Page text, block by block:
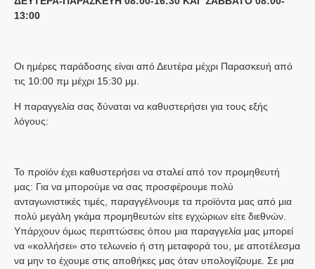
13:00
Οι ημέρες παράδοσης είναι από Δευτέρα μέχρι Παρασκευή από
τις 10:00 πμ μέχρι 15:30 μμ.
Η παραγγελία σας δύναται να καθυστερήσει για τους εξής
λόγους:
Το προϊόν έχει καθυστερήσει να σταλεί από τον προμηθευτή
μας: Για να μπορούμε να σας προσφέρουμε πολύ
ανταγωνιστικές τιμές, παραγγέλνουμε τα προϊόντα μας από μια
πολύ μεγάλη γκάμα προμηθευτών είτε εγχώριων είτε διεθνών.
Υπάρχουν όμως περιπτώσεις όπου μια παραγγελία μας μπορεί
να «κολλήσει» στο τελωνείο ή στη μεταφορά του, με αποτέλεσμα
να μην το έχουμε στις αποθήκες μας όταν υπολογίζουμε. Σε μια